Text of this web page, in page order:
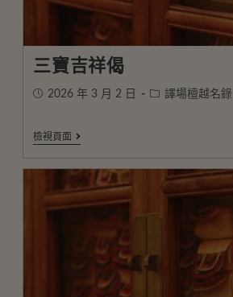
三寶吉祥偈
2026 年 3 月 2 日 譯場檀越名錄
檢視頁面